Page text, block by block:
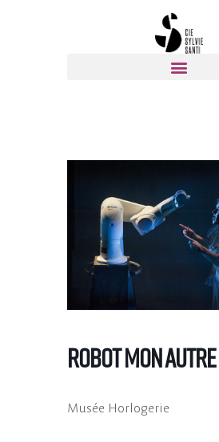
Robot mon Autre
Musée Horlogerie